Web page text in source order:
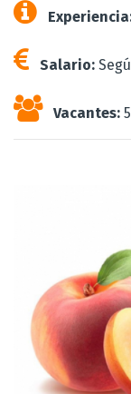
Salario:
Vacantes: